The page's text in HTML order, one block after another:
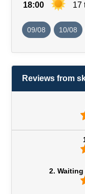
18:00 17
09/08 10/08
Reviews from
2.